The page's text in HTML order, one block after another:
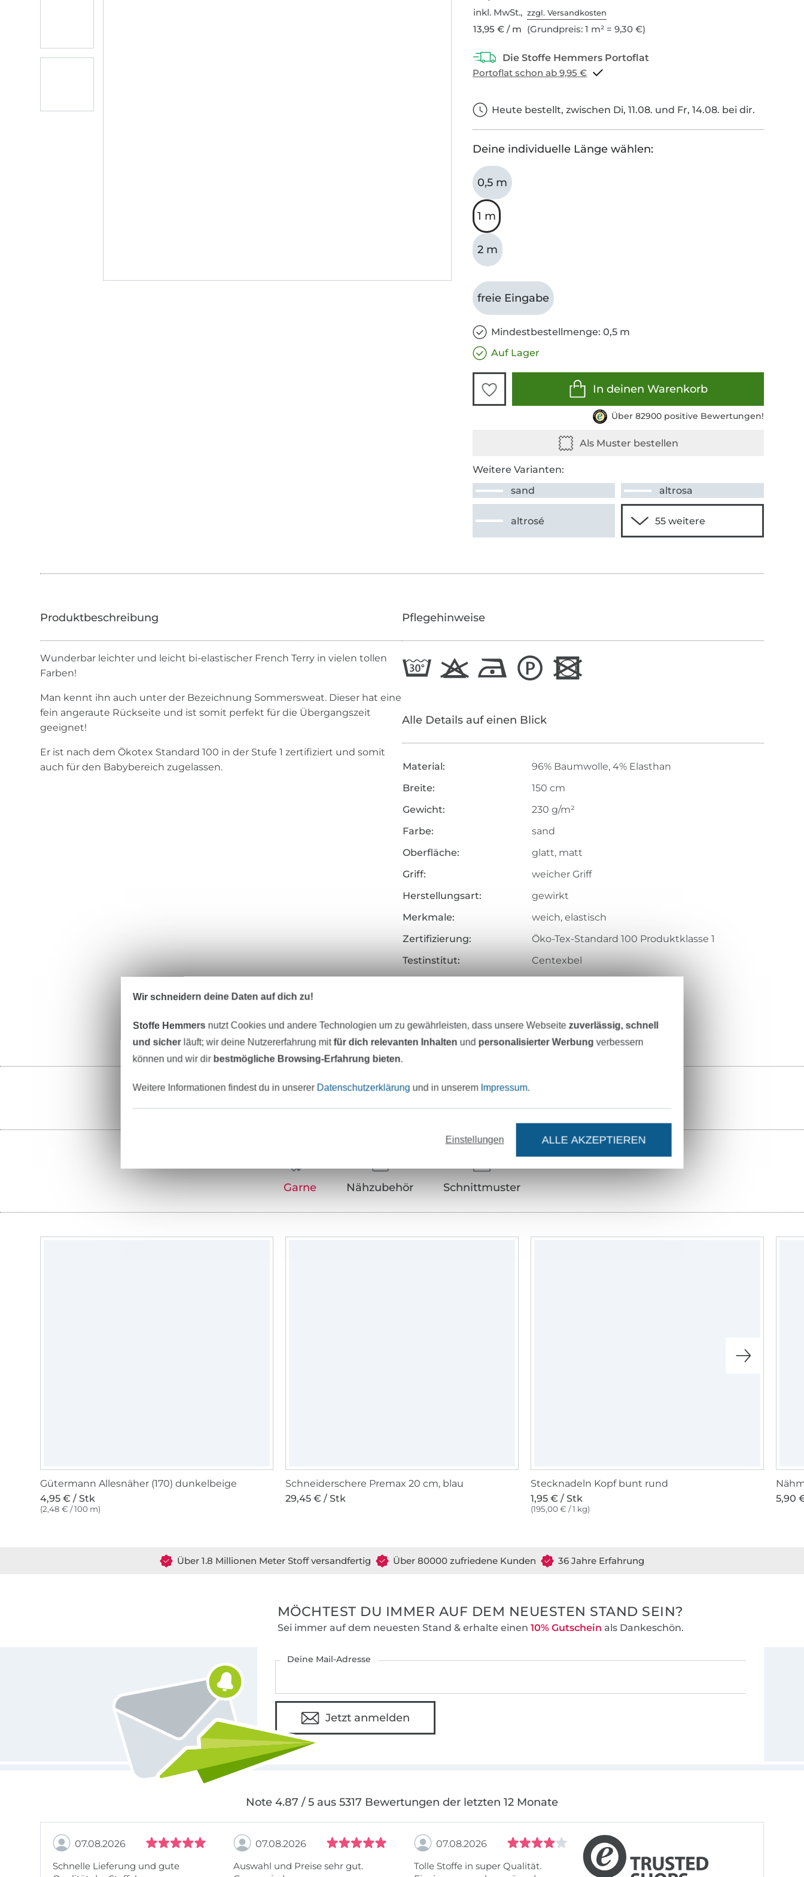
inkl. MwSt.,zzgl. Versandkosten
13,95 € / m (Grundpreis: 1 m² = 9,30 €)
Portoflat schon ab 9,95 €
Heute bestellt, zwischen Di, 11.08. und Fr, 14.08. bei dir.
Deine individuelle Länge wählen:
0,5 m
1 m
2 m
freie Eingabe
Mindestbestellmenge: 0,5 m
Auf Lager
In deinen Warenkorb
Über 82900 positive Bewertungen!
Weitere Varianten:
sand
altrosa
altrosé
Wunderbar leichter und leicht bi-elastischer French Terry in vielen tollen
Farben!
Man kennt ihn auch unter der Bezeichnung Sommersweat. Dieser hat eine
fein angeraute Rückseite und ist somit perfekt für die Übergangszeit
geeignet!
Er ist nach dem Ökotex Standard 100 in der Stufe 1 zertifiziert und somit
auch für den Babybereich zugelassen.
Pflegehinweise
Alle Details auf einen Blick
Material:
96% Baumwolle, 4% Elasthan
Breite:
150 cm
Gewicht:
230 g/m²
Farbe:
sand
Oberfläche:
glatt, matt
Griff:
weicher Griff
Herstellungsart:
gewirkt
Merkmale:
weich, elastisch
Zertifizierung:
Öko-Tex-Standard 100 Produktklasse 1
Testinstitut:
Centexbel
Hersteller-Kontaktdaten
Unser Tipp: Das passt dazu
Garne Nähzubehör Schnittmuster
Gütermann Allesnäher (170) dunkelbeige
4,95 € / Stk
(2,48 € / 100 m)
Schneiderschere Premax 20 cm, blau
29,45 € / Stk
Stecknadeln Kopf bunt rund
1,95 € / Stk
(195,00 € / 1 kg)
5,90
Über 1.8 Millionen Meter Stoff versandfertig Über 80000 zufriedene Kunden 36 Jahre Erfahrung
MÖCHTEST DU IMMER AUF DEM NEUESTEN STAND SEIN?
Sei immer auf dem neuesten Stand & erhalte einen 10% Gutschein als Dankeschön.
Deine Mail-Adresse
Jetzt anmelden
Note 4.87 / 5 aus 5317 Bewertungen der letzten 12 Monate
07.08.2026
Schnelle Lieferung und gute
07.08.2026
Auswahl und Preise sehr gut.
07.08.2026
Tolle Stoffe in super Qualität.
Wir schneidern deine Daten auf dich zu!
Stoffe Hemmers nutzt Cookies und andere Technologien um zu gewährleisten, dass unsere Webseitezuverlässig, schnell
und sicherläuft; wir deine Nutzererfahrung mitfür dich relevanten Inhalten und personalisierter Werbung verbessern
können und wir dir bestmögliche Browsing-Erfahrung bieten.
Weitere Informationen findest du in unserer Datenschutzerklärung und in unserem Impressum.
Einstellungen ALLE AKZEPTIEREN